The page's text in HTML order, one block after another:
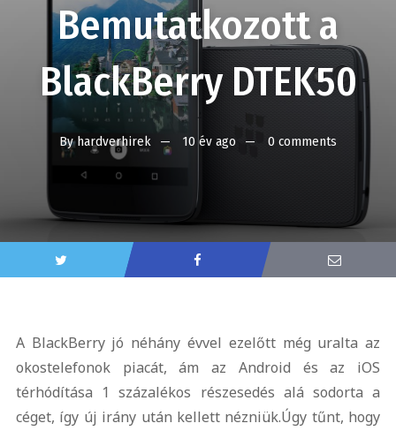
Bemutatkozott a
BlackBerry DTEK50
Byhardverhirek 10 év ago 0 comments
A BlackBerry jó néhány évvel ezelőtt még uralta az
okostelefonok piacát, ám az Android és az iOS
térhódítása 1 százalékos részesedés alá sodorta a
céget, így új irány után kellett nézniük.Úgy tűnt, hogy